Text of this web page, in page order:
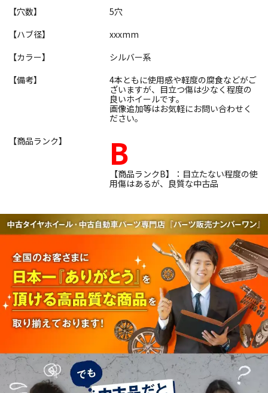
【穴数】
5穴
【ハブ径】
xxxmm
【カラー】
シルバー系
【備考】
4本ともに使用感や軽度の腐食などがご
ざいますが、目立つ傷は少なく程度の
良いホイールです。
画像追加等はお気軽にお問い合わせく
ださい。
【商品ランク】
B
【商品ランクB】：目立たない程度の使
用傷はあるが、良質な中古品